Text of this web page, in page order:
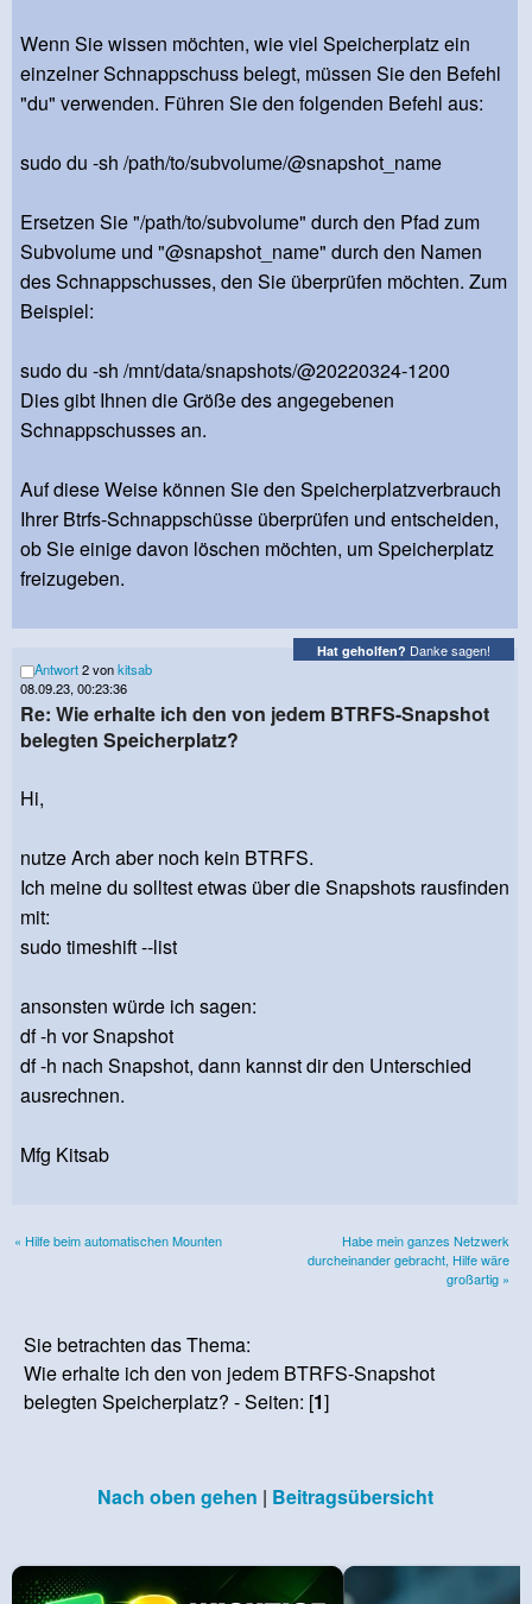
Wenn Sie wissen möchten, wie viel Speicherplatz ein
einzelner Schnappschuss belegt, müssen Sie den Befehl
"du" verwenden. Führen Sie den folgenden Befehl aus:
sudo du -sh /path/to/subvolume/@snapshot_name
Ersetzen Sie "/path/to/subvolume" durch den Pfad zum
Subvolume und "@snapshot_name" durch den Namen
des Schnappschusses, den Sie überprüfen möchten. Zum
Beispiel:
sudo du -sh /mnt/data/snapshots/@20220324-1200
Dies gibt Ihnen die Größe des angegebenen
Schnappschusses an.
Auf diese Weise können Sie den Speicherplatzverbrauch
Ihrer Btrfs-Schnappschüsse überprüfen und entscheiden,
ob Sie einige davon löschen möchten, um Speicherplatz
freizugeben.
Hat geholfen? Danke sagen!
Antwort2 vonkitsab
08.09.23, 00:23:36
Re: Wie erhalte ich den von jedem BTRFS-Snapshot
belegten Speicherplatz?
Hi,
nutze Arch aber noch kein BTRFS.
Ich meine du solltest etwas über die Snapshots rausfinden
mit:
sudo timeshift --list
ansonsten würde ich sagen:
df -h vor Snapshot
df -h nach Snapshot, dann kannst dir den Unterschied
ausrechnen.
Mfg Kitsab
« Hilfe beim automatischen Mounten
Habe mein ganzes Netzwerk
durcheinander gebracht, Hilfe wäre
großartig »
Sie betrachten das Thema:
Wie erhalte ich den von jedem BTRFS-Snapshot
belegten Speicherplatz? - Seiten: [1]
Nach oben gehen | Beitragsübersicht